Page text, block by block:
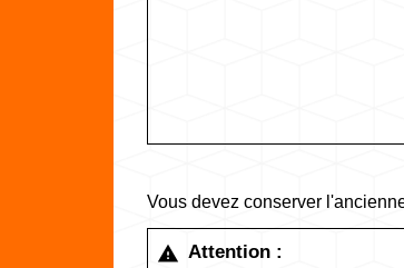
Vous devez conserver
warning Attention :